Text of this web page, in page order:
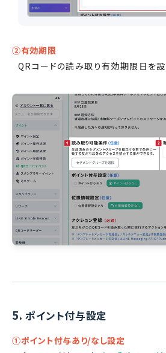
②有効期限
QRコードの読み取り有効期限日を設
5. ポイント付与設定
①ポイント付与あり/なし設定